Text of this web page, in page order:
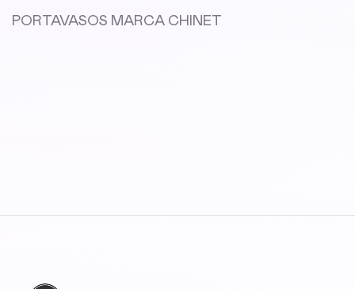
PORTAVASOS MARCA CHINET